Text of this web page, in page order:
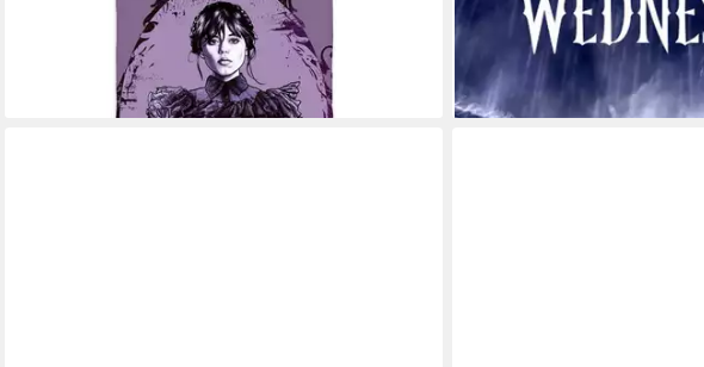
Gothic Style für Fans, 100% Baumwolle (1-St)
24,99 €
lieferbar - in 8-10 Werktagen bei dir
lieferbar - in 2-3 Werktagen bei dir